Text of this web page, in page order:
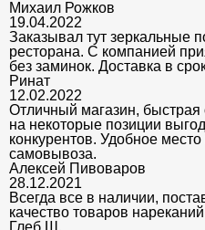
Михаил Рожков
19.04.2022
Заказывал тут зеркальные
ресторана. С компанией
без заминок. Доставка в
Ринат
12.02.2022
Отличный магазин, быстрая
на некоторые позиции
конкурентов. Удобное
самовывоза.
Алексей Пивоваров
28.12.2021
Всегда все в наличии,
качество товаров
Глеб Ш.